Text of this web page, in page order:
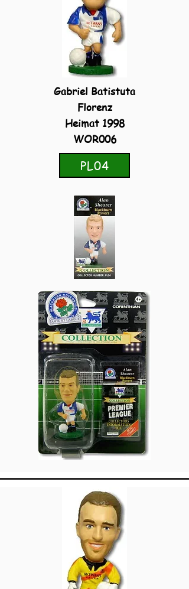
Gabriel Batistuta
Florenz
Heimat 1998
WOR006
PL04